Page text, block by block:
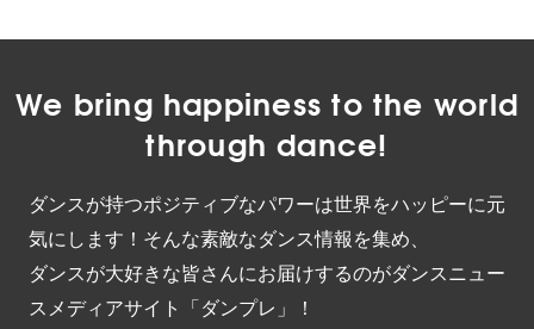
We bring happiness to the world
through dance!
ダンスが持つポジティブなパワーは世界をハッピーに元
気にします！そんな素敵なダンス情報を集め、
ダンスが大好きな皆さんにお届けするのがダンスニュー
スメディアサイト「ダンプレ」！